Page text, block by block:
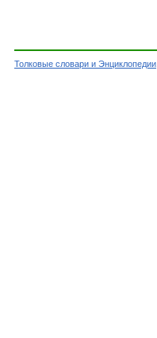
Толковые словари и Энциклопедии